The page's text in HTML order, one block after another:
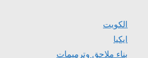
الكويت
ايكيا
بناء ملاحق وترميمات